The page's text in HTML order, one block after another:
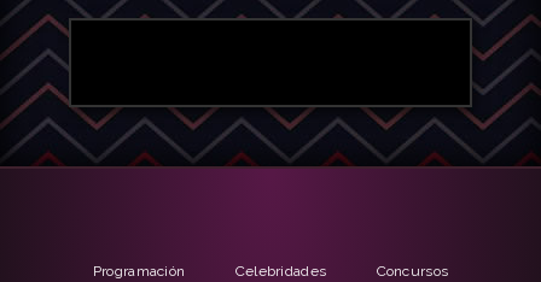
Programación Celebridades Concursos